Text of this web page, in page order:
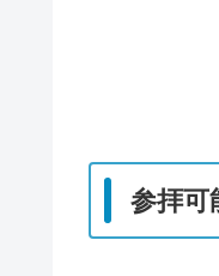
参拝可